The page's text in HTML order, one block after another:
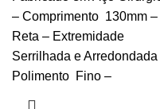
– Comprimento 130mm –
Reta – Extremidade
Serrilhada e Arredondada
Polimento Fino –